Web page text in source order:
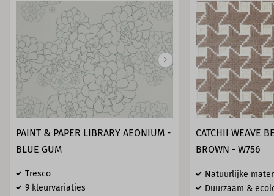
PAINT & PAPER LIBRARY AEONIUM -
BLUE GUM
Tresco
9 kleurvariaties
CATCHII WEAVE
BROWN - W756
Natuurlijke
Duurzaam &